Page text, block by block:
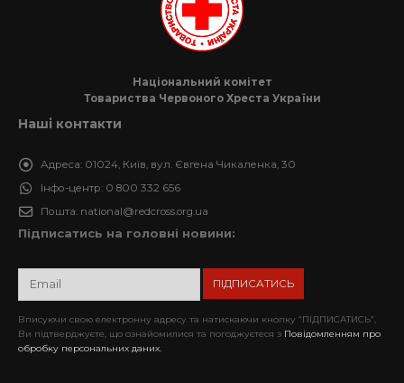
Національний комітет
Товариства Червоного Хреста України
Наші контакти
Адреса: 01024, Київ, вул. Євгена Чикаленка, 30
Інфо-центр: 0 800 332 656
Пошта: national@redcross.org.ua
Підписатись на головні новини:
Вписуючи свою електронну адресу та натискаючи кнопку “ПІДПИСАТИСЬ”,
Ви підтверджуєте, що ознайомилися та погоджуєтеся з Повідомленням про
обробку персональних даних.